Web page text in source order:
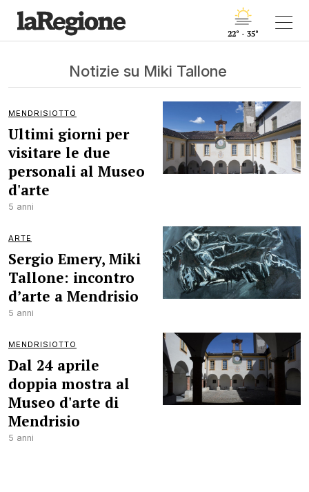
22° - 35°
Notizie su Miki Tallone
MENDRISIOTTO
Ultimi giorni per
visitare le due
personali al Museo
d'arte
5 anni
ARTE
Sergio Emery, Miki
Tallone: incontro
d’arte a Mendrisio
5 anni
MENDRISIOTTO
Dal 24 aprile
doppia mostra al
Museo d'arte di
Mendrisio
5 anni